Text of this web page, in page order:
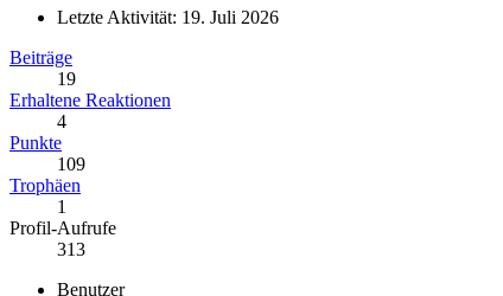
Letzte Aktivität: 19. Juli 2026
Beiträge
19
Erhaltene Reaktionen
4
Punkte
109
Trophäen
1
Profil-Aufrufe
313
Benutzer